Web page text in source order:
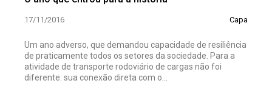
17/11/2016 Capa
Um ano adverso, que demandou capacidade de resiliência
de praticamente todos os setores da sociedade. Para a
atividade de transporte rodoviário de cargas não foi
diferente: sua conexão direta com o...